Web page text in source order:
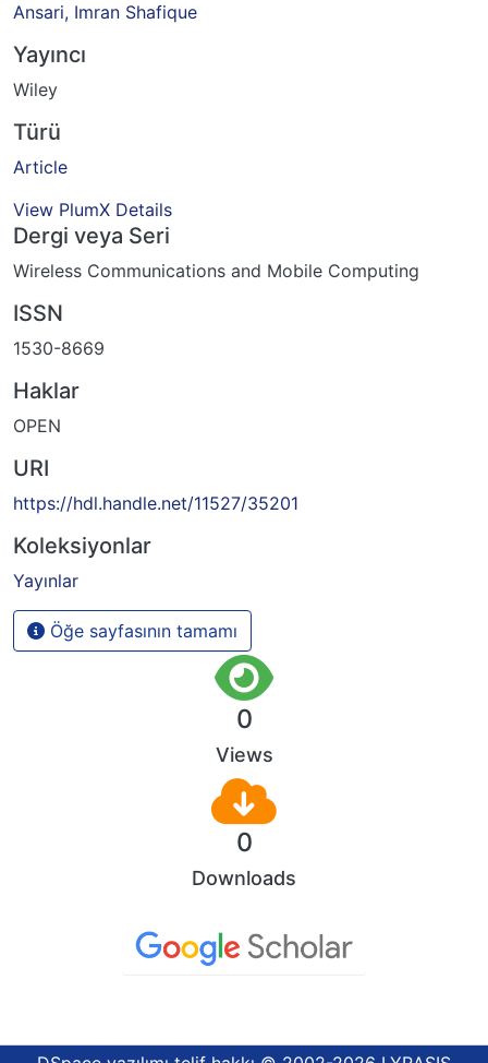
Ansari, Imran Shafique
Yayıncı
Wiley
Türü
Article
View PlumX Details
Dergi veya Seri
Wireless Communications and Mobile Computing
ISSN
1530-8669
Haklar
OPEN
URI
https://hdl.handle.net/11527/35201
Koleksiyonlar
Yayınlar
Öğe sayfasının tamamı
0
Views
0
Downloads